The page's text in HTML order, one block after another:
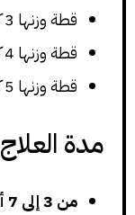
قطة وزنها 3 كغ → الجرعة 6–15 mg.
قطة وزنها 4 كغ → الجرعة 8–20 mg.
قطة وزنها 5 كغ → الجرعة 10–25 mg.
مدة العلاج
من 3 إلى 7 أيام